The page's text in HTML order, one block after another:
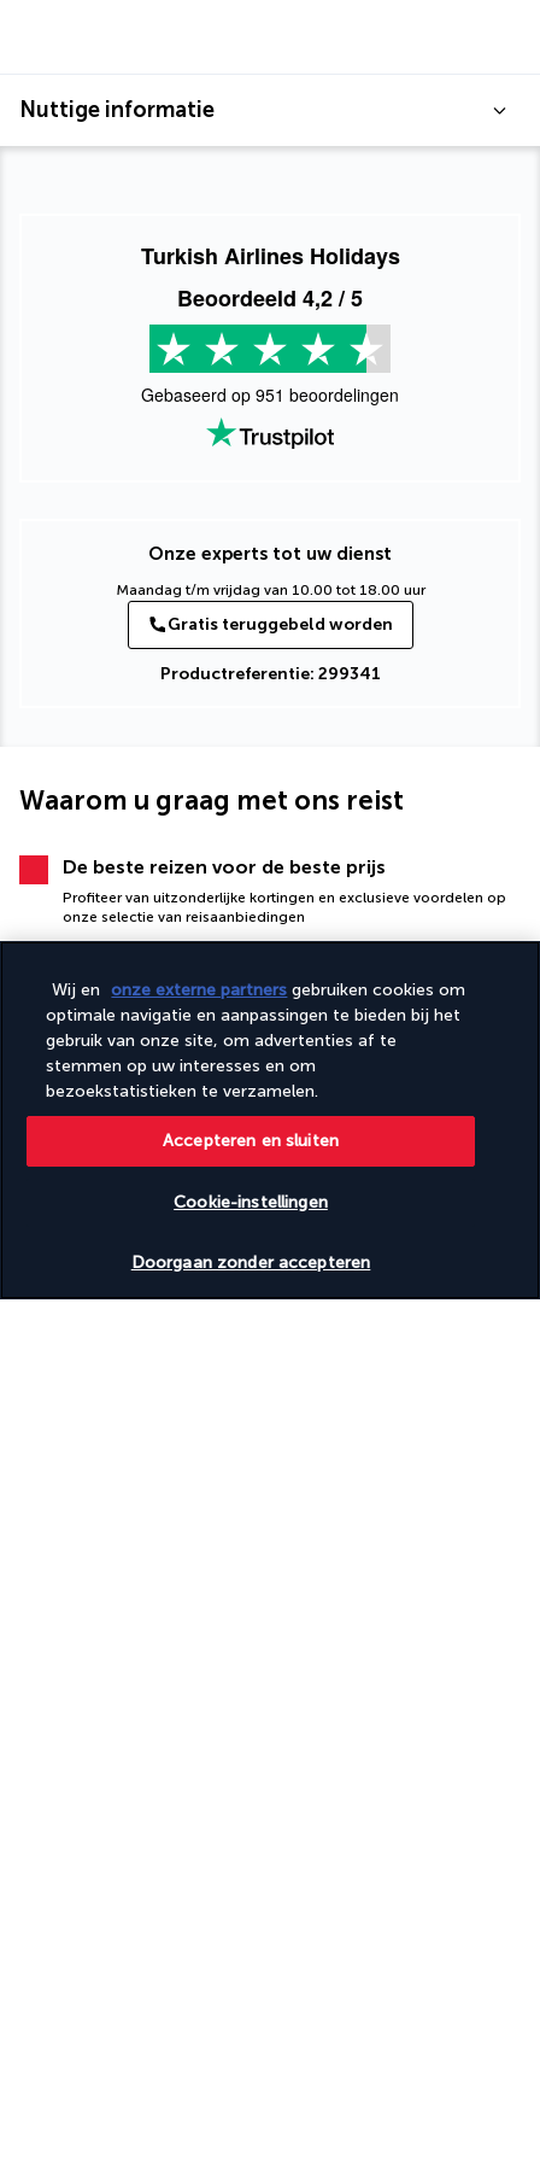
Nuttige informatie
Turkish Airlines Holidays
Beoordeeld 4,2/ 5
Gebaseerd op 951 beoordelingen
Onze experts tot uw dienst
Maandag t/m vrijdag van 10.00 tot 18.00 uur
Gratis teruggebeld worden
Productreferentie: 299341
Waarom u graag met ons reist
De beste reizen voor de beste prijs
Profiteer van uitzonderlijke kortingen en exclusieve voordelen op
onze selectie van reisaanbiedingen
BEVEILIGDE BETALING
Wij en onze externe partners gebruiken cookies om
optimale navigatie en aanpassingen te bieden bij het
gebruik van onze site, om advertenties af te
stemmen op uw interesses en om
bezoekstatistieken te verzamelen.
Cookie-instellingen
Doorgaan zonder accepteren
Accepteren en sluiten